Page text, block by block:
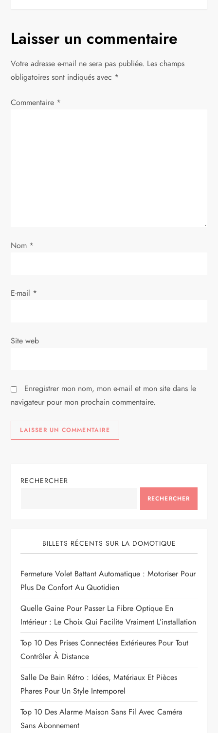
g
a
t
i
’
r
i
l
e
Laisser un commentaire
Votre adresse e-mail ne sera pas publiée. Les champs
obligatoires sont indiqués avec *
Commentaire *
Nom *
E-mail *
Site web
Enregistrer mon nom, mon e-mail et mon site dans le
navigateur pour mon prochain commentaire.
RECHERCHER
RECHERCHER
BILLETS RÉCENTS SUR LA DOMOTIQUE
Fermeture Volet Battant Automatique : Motoriser Pour
Plus De Confort Au Quotidien
Quelle Gaine Pour Passer La Fibre Optique En
Intérieur : Le Choix Qui Facilite Vraiment L’installation
Top 10 Des Prises Connectées Extérieures Pour Tout
Contrôler À Distance
Salle De Bain Rétro : Idées, Matériaux Et Pièces
Phares Pour Un Style Intemporel
Top 10 Des Alarme Maison Sans Fil Avec Caméra
Sans Abonnement